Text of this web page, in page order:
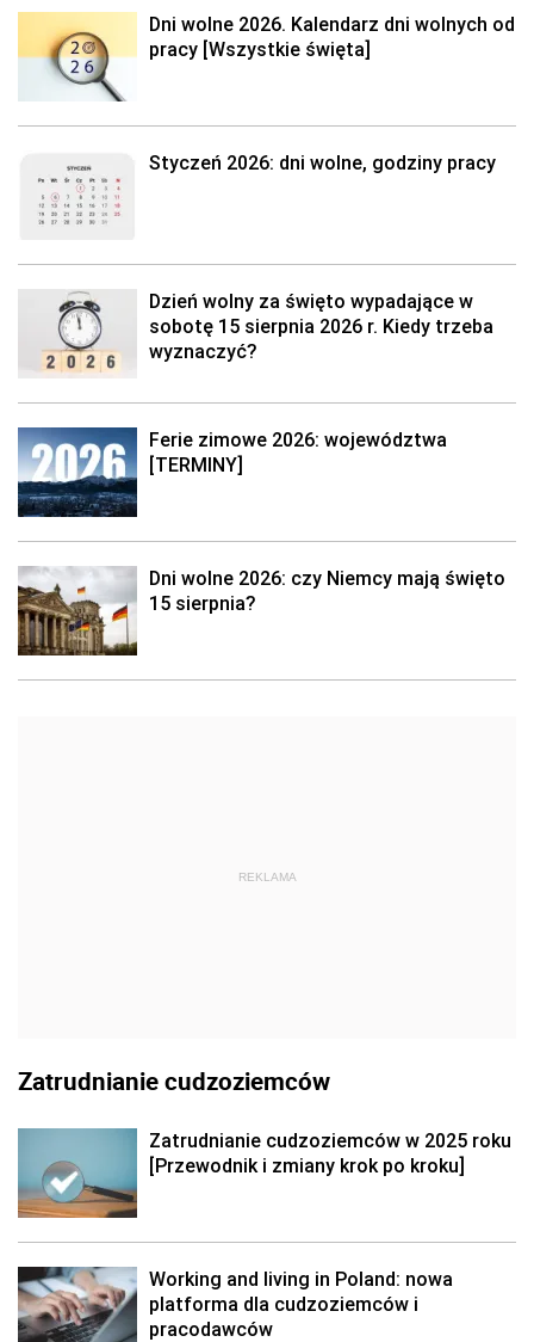
Dni wolne 2026. Kalendarz dni wolnych od
pracy [Wszystkie święta]
Styczeń 2026: dni wolne, godziny pracy
Dzień wolny za święto wypadające w
sobotę 15 sierpnia 2026 r. Kiedy trzeba
wyznaczyć?
Ferie zimowe 2026: województwa
[TERMINY]
Dni wolne 2026: czy Niemcy mają święto
15 sierpnia?
REKLAMA
Zatrudnianie cudzoziemców
Zatrudnianie cudzoziemców w 2025 roku
[Przewodnik i zmiany krok po kroku]
Working and living in Poland: nowa
platforma dla cudzoziemców i
pracodawców